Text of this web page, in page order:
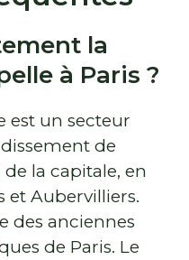
la
à Paris ?
est un secteur
de
de la capitale, en
et Aubervilliers.
des anciennes
de Paris. Le